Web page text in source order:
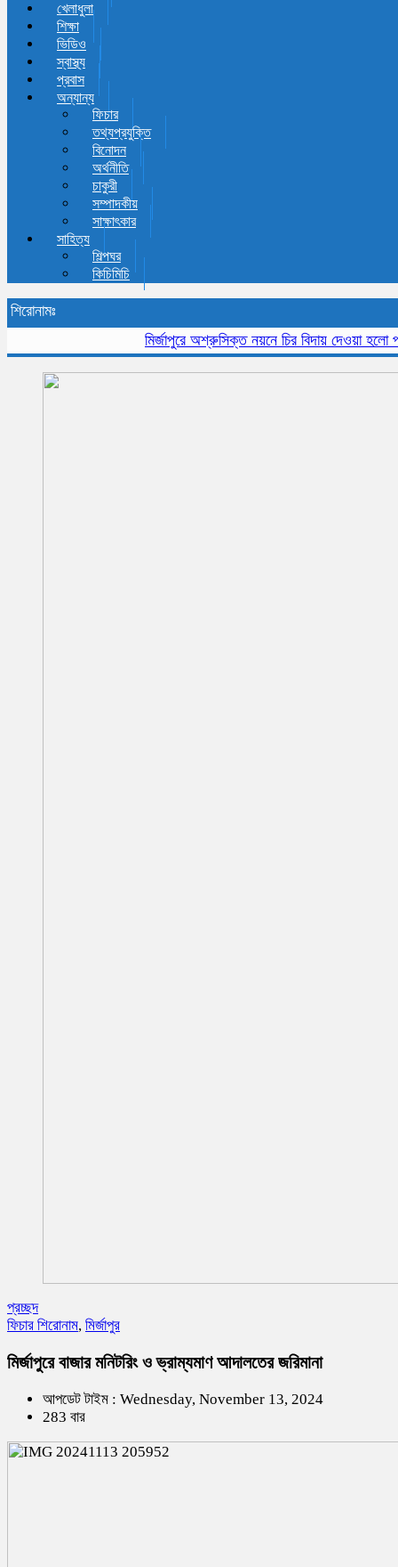
খেলাধুলা
শিক্ষা
ভিডিও
স্বাস্থ্য
প্রবাস
অন্যান্য
ফিচার
তথ্যপ্রযুক্তি
বিনোদন
অর্থনীতি
চাকুরী
সম্পাদকীয়
সাক্ষাৎকার
সাহিত্য
শিল্পঘর
কিচিমিচি
শিরোনামঃ
মির্জাপুরে অশ্রুসিক্ত নয়নে চির বিদায় দেওয়া হলো প্রবীন
প্রচ্ছদ
ফিচার শিরোনাম, মির্জাপুর
মির্জাপুরে বাজার মনিটরিং ও ভ্রাম্যমাণ আদালতের জরিমানা
আপডেট টাইম : Wednesday, November 13, 2024
283 বার